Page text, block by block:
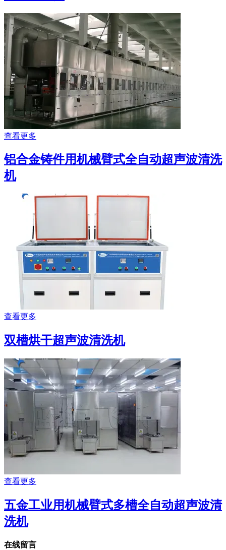
查看更多
铝合金铸件用机械臂式全自动超声波清洗
机
查看更多
双槽烘干超声波清洗机
查看更多
五金工业用机械臂式多槽全自动超声波清
洗机
在线留言